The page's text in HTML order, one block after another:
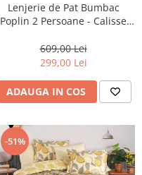
Lenjerie de Pat Bumbac
Poplin 2 Persoane - Calisse
609,00 Lei
299,00 Lei
ADAUGA IN COS
-51%